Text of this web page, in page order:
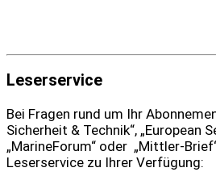
Leserservice
Bei Fragen rund um Ihr
Sicherheit & Technik“, „European
„MarineForum“ oder „Mittler-
Leserservice zu Ihrer Verfügung: